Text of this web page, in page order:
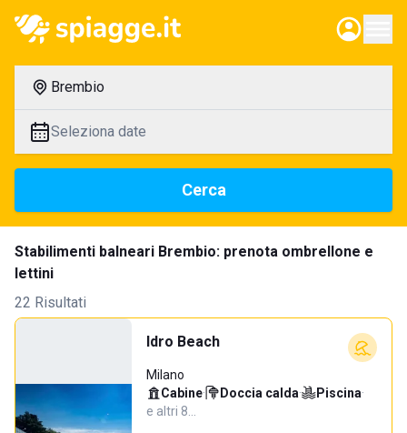
Brembio
Seleziona date
Cerca
Stabilimenti balneari Brembio: prenota ombrellone e
lettini
22 Risultati
Idro Beach
Milano
Cabine· Doccia calda· Piscina·
e altri 8…